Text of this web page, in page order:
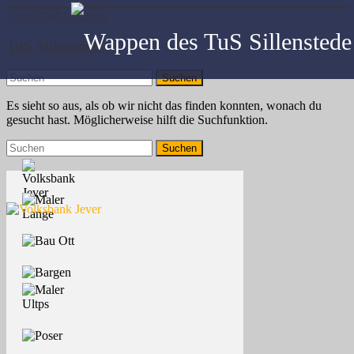
Zum Inhalt springen
TuS Sillenstede
Es sieht so aus, als ob wir nicht das finden konnten, wonach du
gesucht hast. Möglicherweise hilft die Suchfunktion.